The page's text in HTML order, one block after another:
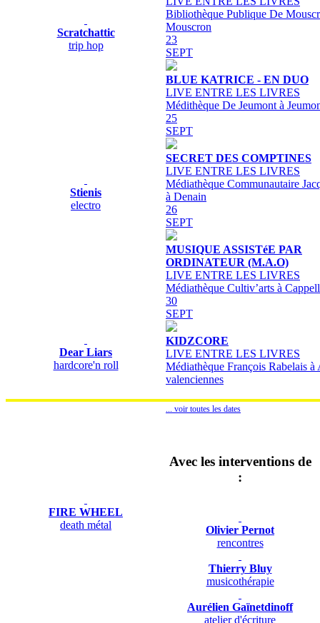
Scratchattic
trip hop
Stienis
electro
Dear Liars
hardcore'n roll
FIRE WHEEL
death métal
Bibliothèque Publique De
Mouscron
23
SEPT
BLUE KATRICE - EN DUO
LIVE ENTRE LES LIVRES
Médithèque De Jeumont à
25
SEPT
SECRET DES COMPTINES
LIVE ENTRE LES LIVRES
Médiathèque Communautaire
à Denain
26
SEPT
MUSIQUE ASSISTéE PAR
ORDINATEUR (M.A.O)
LIVE ENTRE LES LIVRES
Médiathèque Cultiv’arts à
30
SEPT
KIDZCORE
LIVE ENTRE LES LIVRES
Médiathèque François Rabelais
valenciennes
... voir toutes les dates
Avec les interventions de
:
Olivier Pernot
rencontres
Thierry Bluy
musicothérapie
Aurélien Gaïnetdinoff
atelier d'écriture